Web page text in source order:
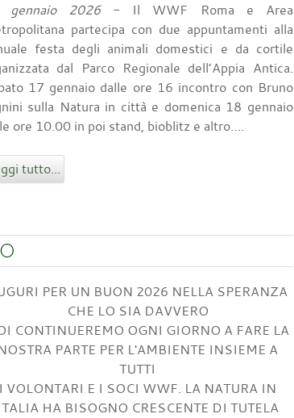
gennaio 2026- Il WWF Roma e Area
partecipa con due appuntamenti alla
festa degli animali domestici e da cortile
dal Parco Regionale dell’Appia Antica.
17 gennaio dalle ore 16 incontro con Bruno
sulla Natura in città e domenica 18 gennaio
ore 10.00 in poi stand, bioblitz e altro….
tutto...
PER UN BUON 2026 NELLA SPERANZA
CHE LO SIA DAVVERO
CONTINUEREMO OGNI GIORNO A FARE LA
PARTE PER L'AMBIENTE INSIEME A
TUTTI
I VOLONTARI E I SOCI WWF. LA NATURA IN
HA BISOGNO CRESCENTE DI TUTELA